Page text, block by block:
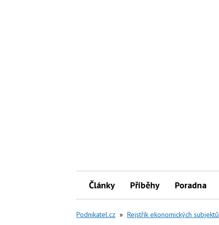
Články Příběhy Poradna
Podnikatel.cz » Rejstřík ekonomických subjektů